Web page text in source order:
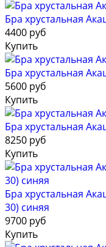
Бра хрустальная
4400 руб
Купить
Бра хрустальная
5600 руб
Купить
Бра хрустальная
8250 руб
Купить
Бра хрустальная
30) синяя
9700 руб
Купить